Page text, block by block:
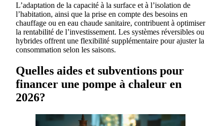
L’adaptation de la capacité à la surface et à l’isolation de
l’habitation, ainsi que la prise en compte des besoins en
chauffage ou en eau chaude sanitaire, contribuent à optimiser
la rentabilité de l’investissement. Les systèmes réversibles ou
hybrides offrent une flexibilité supplémentaire pour ajuster la
consommation selon les saisons.
Quelles aides et subventions pour
financer une pompe à chaleur en
2026?